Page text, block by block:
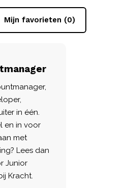
Mijn favorieten (0)
in één.
en in voor
met
Lees dan
Junior
Kracht.